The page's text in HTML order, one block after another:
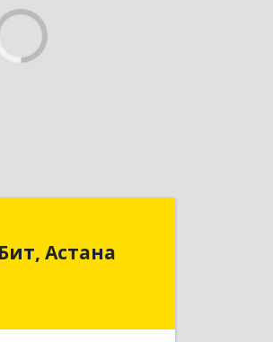
Астана
Казахстан, г. Астана,
улица Иманбаева,